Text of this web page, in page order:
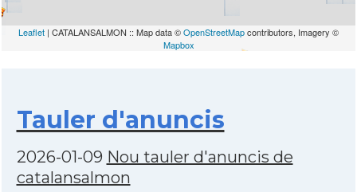
Leaflet | CATALANSALMON :: Map data ©OpenStreetMapcontributors, Imagery ©
Mapbox
Tauler d'anuncis
2026-01-09 Nou tauler d'anuncis de
catalansalmon